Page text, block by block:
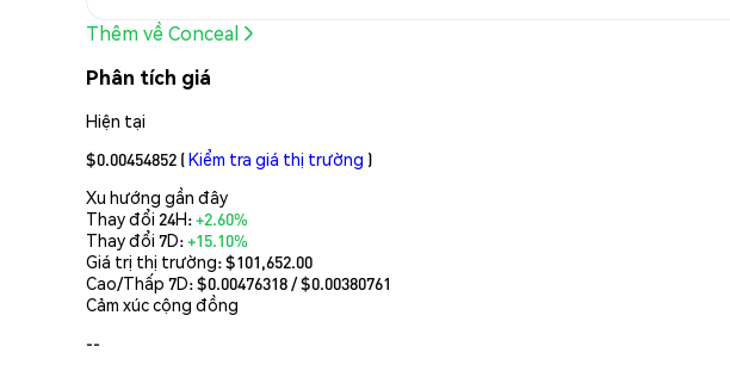
Thêm về Conceal
Phân tích giá
Hiện tại
$0.00454852 (Kiểm tra giá thị trường )
Xu hướng gần đây
Thay đổi 24H:+2.60%
Thay đổi 7D:+15.10%
Giá trị thị trường:$101,652.00
Cao/Thấp 7D: $0.00476318/ $0.00380761
Cảm xúc cộng đồng
--